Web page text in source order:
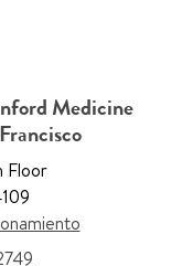
Medicine
Floor